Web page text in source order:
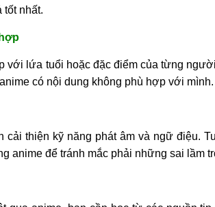
tốt nhất.
với lứa tuổi hoặc đặc điểm của từng
có nội dung không phù hợp với mình.
thiện kỹ năng phát âm và ngữ điệu.
anime để tránh mắc phải những sai lầm